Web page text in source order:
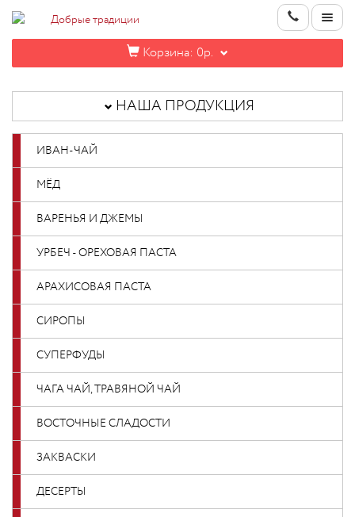
Корзина: 0р.
ИНФОРМАЦИЯ
КОНТАКТЫ
НОВИНКИ
ОПТОВИКАМ
НАША ПРОДУКЦИЯ
ИВАН-ЧАЙ
МЁД
ВАРЕНЬЯ И ДЖЕМЫ
УРБЕЧ - ОРЕХОВАЯ ПАСТА
АРАХИСОВАЯ ПАСТА
СИРОПЫ
СУПЕРФУДЫ
ЧАГА ЧАЙ, ТРАВЯНОЙ ЧАЙ
ВОСТОЧНЫЕ СЛАДОСТИ
ЗАКВАСКИ
ДЕСЕРТЫ